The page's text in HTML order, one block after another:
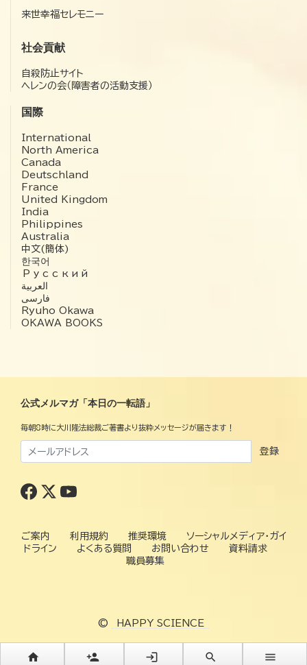
来世幸福セレモニー
社会貢献
自殺防止サイト
ヘレンの会（障害者の活動支援）
国際
International
North America
Canada
Deutschland
France
United Kingdom
India
Philippines
Australia
中文(簡体)
한국어
Русский
العربية‏
فارسی
Ryuho Okawa
OKAWA BOOKS
公式メルマガ「本日の一転語」
毎朝8時に大川隆法総裁ご著書より抜粋メッセージが届きます！
登録
ご案内 利用規約 推奨環境
ソーシャルメディア・ガイ
ドライン
よくある質問 お問い合わせ
資料請求
職員募集
© HAPPY SCIENCE
home person_add login search menu